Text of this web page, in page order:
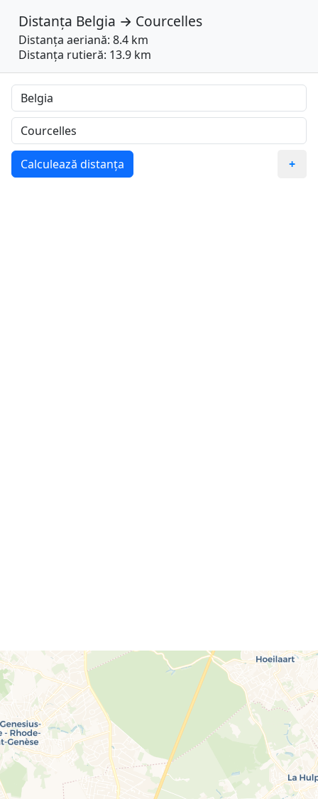
Distanța Belgia → Courcelles
Distanța aeriană: 8.4 km
Distanța rutieră: 13.9 km
Calculează distanța +